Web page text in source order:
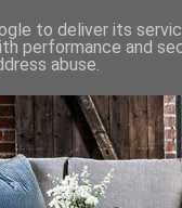
to deliver its
performance and
abuse.